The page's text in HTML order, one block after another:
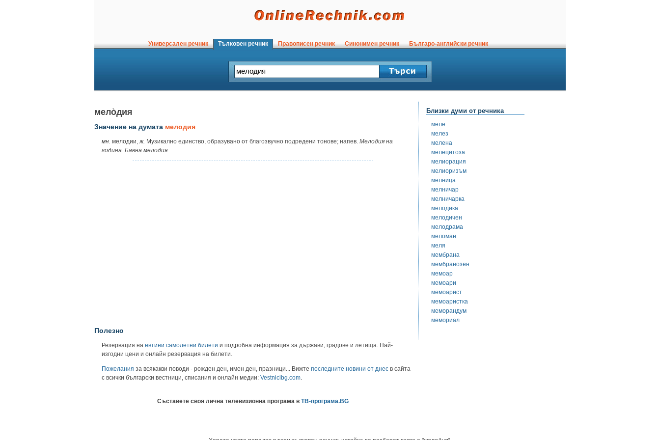
Универсален речник Тълковен речник Правописен речник Синонимен речник Българо-английски речник
мело̀дия
Значение на думата мелодия
мн. мелодии,ж. Музикално единство, образувано от благозвучно подредени тонове; напев. Мелодия на
година. Бавна мелодия.
Полезно
Резервация на евтини самолетни билети и подробна информация за държави, градове и летища. Най-
изгодни цени и онлайн резервация на билети.
Пожелания за всякакви поводи - рожден ден, имен ден, празници... Вижте последните новини от днес в сайта
с всички български вестници, списания и онлайн медии: Vestnicibg.com
Съставете своя лична телевизионна програма в ТВ-програма.BG
Близки думи от речника
меле
мелез
мелена
мелецитоза
мелиорация
мелиоризъм
мелница
мелничар
мелничарка
мелодика
мелодичен
мелодрама
меломан
меля
мембрана
мембранозен
мемоар
мемоари
мемоарист
мемоаристка
меморандум
мемориал